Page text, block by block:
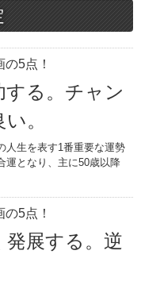
5点！
する。チャン
。
人生を表す1番重要な運勢
運となり、主に50歳以降
5点！
発展する。逆